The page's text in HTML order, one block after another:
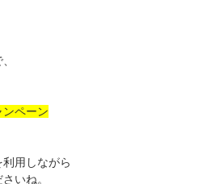
ンペーン
用しながら
いね。